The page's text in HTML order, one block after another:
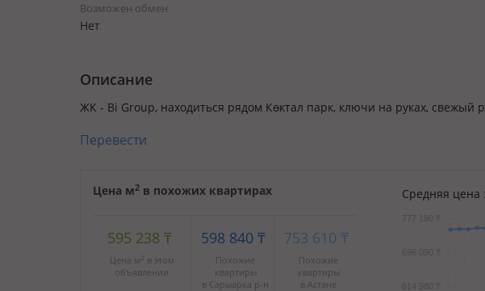
Возможен обмен
Нет
Описание
ЖК - Bi Group, находиться рядом Көктал парк, ключи на руках, свежый
Перевести
Цена м2 в похожих квартирах
595 238 ₸
Цена м
в этом
объявлении
598 840 ₸
Похожие
квартиры
в Сарыарка р-н
753 610 ₸
Похожие
квартиры
в Астане
Средняя цена